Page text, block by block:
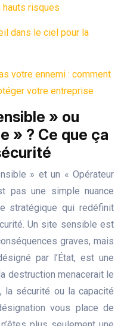
risques
dans le ciel pour la
votre ennemi : comment
votre entreprise
» ou
» ? Ce que ça
» et un « Opérateur
pas une simple nuance
stratégique qui redéfinit
Un site sensible est
graves, mais
par l’État, est une
destruction menacerait le
la sécurité ou la capacité
vous place de